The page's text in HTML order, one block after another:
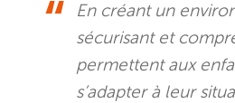
En créant un
sécurisant et
permettent aux
s’adapter à leur